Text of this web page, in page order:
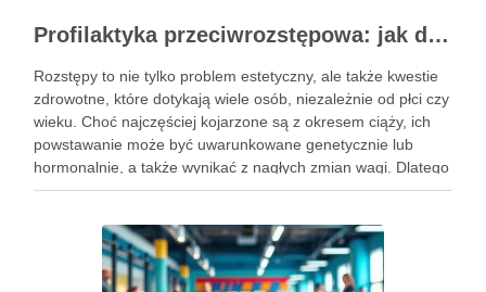
Profilaktyka przeciwrozstępowa: jak dbać o skórę skutecznie?
Rozstępy to nie tylko problem estetyczny, ale także kwestie
zdrowotne, które dotykają wiele osób, niezależnie od płci czy
wieku. Choć najczęściej kojarzone są z okresem ciąży, ich
powstawanie może być uwarunkowane genetycznie lub
hormonalnie, a także wynikać z nagłych zmian wagi. Dlatego
kluczowe jest, aby już od najmłodszych lat zadbać …